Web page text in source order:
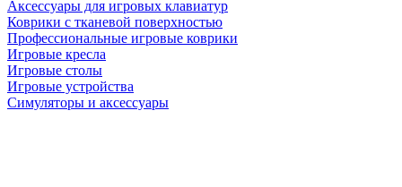
Аксессуары для игровых клавиатур
Коврики с тканевой поверхностью
Профессиональные игровые коврики
Игровые кресла
Игровые столы
Игровые устройства
Симуляторы и аксессуары